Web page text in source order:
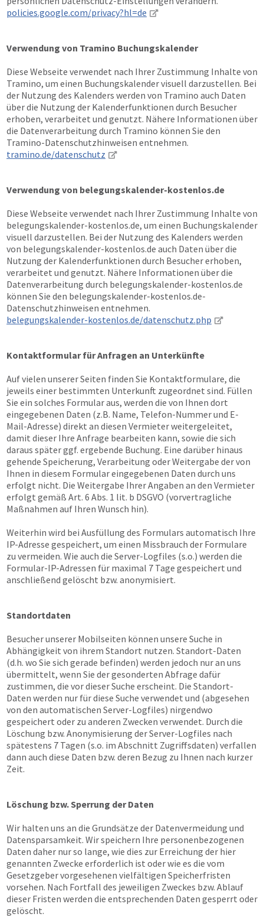
policies.google.com/privacy?hl=de
Verwendung von Tramino Buchungskalender
Diese Webseite verwendet nach Ihrer Zustimmung Inhalte von
Tramino, um einen Buchungskalender visuell darzustellen. Bei
der Nutzung des Kalenders werden von Tramino auch Daten
über die Nutzung der Kalenderfunktionen durch Besucher
erhoben, verarbeitet und genutzt. Nähere Informationen über
die Datenverarbeitung durch Tramino können Sie den
Tramino-Datenschutzhinweisen entnehmen.
tramino.de/datenschutz
Verwendung von belegungskalender-kostenlos.de
Diese Webseite verwendet nach Ihrer Zustimmung Inhalte von
belegungskalender-kostenlos.de, um einen Buchungskalender
visuell darzustellen. Bei der Nutzung des Kalenders werden
von belegungskalender-kostenlos.de auch Daten über die
Nutzung der Kalenderfunktionen durch Besucher erhoben,
verarbeitet und genutzt. Nähere Informationen über die
Datenverarbeitung durch belegungskalender-kostenlos.de
können Sie den belegungskalender-kostenlos.de-
Datenschutzhinweisen entnehmen.
belegungskalender-kostenlos.de/datenschutz.php
Kontaktformular für Anfragen an Unterkünfte
Auf vielen unserer Seiten finden Sie Kontaktformulare, die
jeweils einer bestimmten Unterkunft zugeordnet sind. Füllen
Sie ein solches Formular aus, werden die von Ihnen dort
eingegebenen Daten (z.B. Name, Telefon-Nummer und E-
Mail-Adresse) direkt an diesen Vermieter weitergeleitet,
damit dieser Ihre Anfrage bearbeiten kann, sowie die sich
daraus später ggf. ergebende Buchung. Eine darüber hinaus
gehende Speicherung, Verarbeitung oder Weitergabe der von
Ihnen in diesem Formular eingegebenen Daten durch uns
erfolgt nicht. Die Weitergabe Ihrer Angaben an den Vermieter
erfolgt gemäß Art. 6 Abs. 1 lit. b DSGVO (vorvertragliche
Maßnahmen auf Ihren Wunsch hin).
Weiterhin wird bei Ausfüllung des Formulars automatisch Ihre
IP-Adresse gespeichert, um einen Missbrauch der Formulare
zu vermeiden. Wie auch die Server-Logfiles (s.o.) werden die
Formular-IP-Adressen für maximal 7 Tage gespeichert und
anschließend gelöscht bzw. anonymisiert.
Standortdaten
Besucher unserer Mobilseiten können unsere Suche in
Abhängigkeit von ihrem Standort nutzen. Standort-Daten
(d.h. wo Sie sich gerade befinden) werden jedoch nur an uns
übermittelt, wenn Sie der gesonderten Abfrage dafür
zustimmen, die vor dieser Suche erscheint. Die Standort-
Daten werden nur für diese Suche verwendet und (abgesehen
von den automatischen Server-Logfiles) nirgendwo
gespeichert oder zu anderen Zwecken verwendet. Durch die
Löschung bzw. Anonymisierung der Server-Logfiles nach
spätestens 7 Tagen (s.o. im Abschnitt Zugriffsdaten) verfallen
dann auch diese Daten bzw. deren Bezug zu Ihnen nach kurzer
Zeit.
Löschung bzw. Sperrung der Daten
Wir halten uns an die Grundsätze der Datenvermeidung und
Datensparsamkeit. Wir speichern Ihre personenbezogenen
Daten daher nur so lange, wie dies zur Erreichung der hier
genannten Zwecke erforderlich ist oder wie es die vom
Gesetzgeber vorgesehenen vielfältigen Speicherfristen
vorsehen. Nach Fortfall des jeweiligen Zweckes bzw. Ablauf
dieser Fristen werden die entsprechenden Daten gesperrt oder
gelöscht.